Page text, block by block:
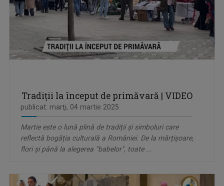
Tradiții la început de primăvară | VIDEO
publicat: marţi, 04 martie 2025
Martie este o lună plină de tradiții și simboluri care
reflectă bogăția culturală a României. De la mărțișoare,
flori și până la alegerea "babelor", toate ...